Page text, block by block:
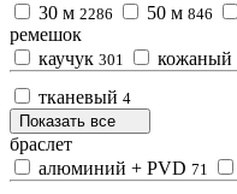
30 м 2286 50 м 846
ремешок
каучук 301 кожаный
тканевый 4
Показать все
браслет
алюминий + PVD 71